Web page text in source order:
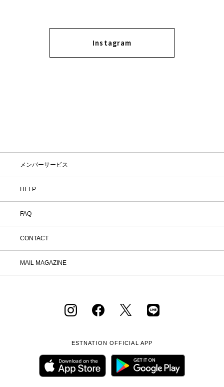
Instagram
メンバーサービス
HELP
FAQ
CONTACT
MAIL MAGAZINE
ESTNATION OFFICIAL APP